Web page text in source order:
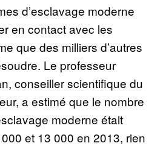
d’esclavage moderne
en contact avec les
que des milliers d’autres
Le professeur
conseiller scientifique du
a estimé que le nombre
moderne était
et 13 000 en 2013, rien